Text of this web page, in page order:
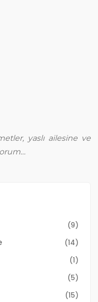
yaslı ailesine ve
(9)
(14)
(1)
(5)
(15)